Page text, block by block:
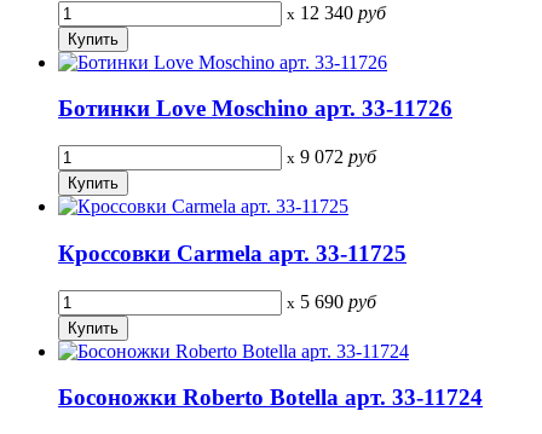
x 12 340 руб
Ботинки Love Moschino арт. 33-11726
x 9 072 руб
Кроссовки Carmela арт. 33-11725
x 5 690 руб
Босоножки Roberto Botella арт. 33-11724